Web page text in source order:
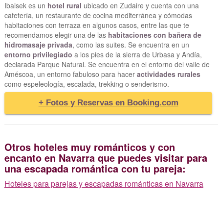
Ibaisek es un hotel rural ubicado en Zudaire y cuenta con una
cafetería, un restaurante de cocina mediterránea y cómodas
habitaciones con terraza en algunos casos, entre las que te
recomendamos elegir una de las habitaciones con bañera de
hidromasaje privada, como las suites. Se encuentra en un
entorno privilegiado a los pies de la sierra de Urbasa y Andía,
declarada Parque Natural. Se encuentra en el entorno del valle de
Améscoa, un entorno fabuloso para hacer actividades rurales
como espeleología, escalada, trekking o senderismo.
+ Fotos y Reservas en Booking.com
Otros hoteles muy románticos y con
encanto en Navarra que puedes visitar para
una escapada romántica con tu pareja:
Hoteles para parejas y escapadas románticas en Navarra